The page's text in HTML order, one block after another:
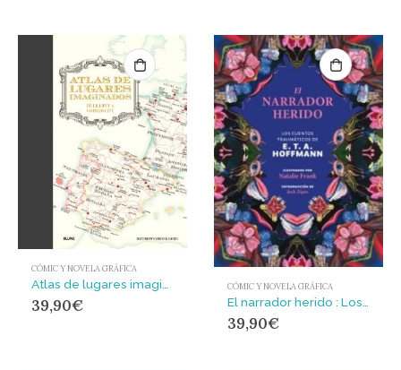
CÓMIC Y NOVELA GRÁFICA
Atlas de lugares imaginados : De Lilliput a Gotham City
39,90€
CÓMIC Y NOVELA GRÁFICA
39,90€